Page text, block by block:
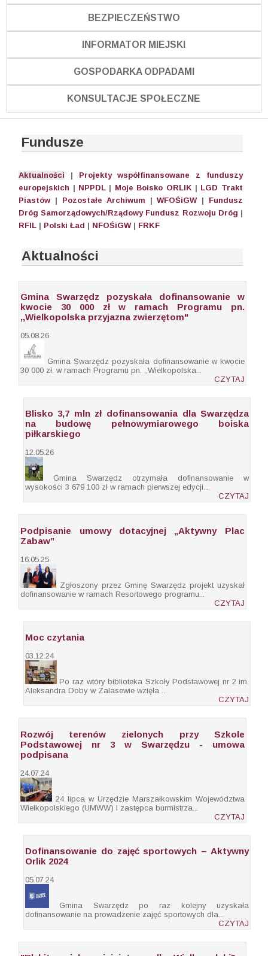
BEZPIECZEŃSTWO
INFORMATOR MIEJSKI
GOSPODARKA ODPADAMI
KONSULTACJE SPOŁECZNE
Fundusze
Aktualności | Projekty współfinansowane z funduszy
europejskich | NPPDL | Moje Boisko ORLIK | LGD Trakt
Piastów | Pozostałe Archiwum |WFOŚiGW| Fundusz
Dróg Samorządowych/Rządowy Fundusz Rozwoju Dróg |
RFIL | Polski Ład | NFOŚiGW| FRKF
Aktualności
Gmina Swarzędz pozyskała dofinansowanie w
kwocie 30 000 zł w ramach Programu pn.
,,Wielkopolska przyjazna zwierzętom"
05.08.26
Gmina Swarzędz pozyskała dofinansowanie w kwocie
30 000 zł. w ramach Programu pn. ,,Wielkopolska...
CZYTAJ
Blisko 3,7 mln zł dofinansowania dla Swarzędza
na budowę pełnowymiarowego boiska
piłkarskiego
12.05.26
Gmina Swarzędz otrzymała dofinansowanie w
wysokości 3 679 100 zł w ramach pierwszej edycji...
CZYTAJ
Podpisanie umowy dotacyjnej „Aktywny Plac
Zabaw”
16.05.25
Zgłoszony przez Gminę Swarzędz projekt uzyskał
dofinansowanie w ramach Resortowego programu...
CZYTAJ
Moc czytania
03.12.24
Po raz wtóry biblioteka Szkoły Podstawowej nr 2 im.
Aleksandra Doby w Zalasewie wzięła ...
CZYTAJ
Rozwój terenów zielonych przy Szkole
Podstawowej nr 3 w Swarzędzu - umowa
podpisana
24.07.24
24 lipca w Urzędzie Marszałkowskim Województwa
Wielkopolskiego (UMWW) I zastępca burmistrza...
CZYTAJ
Dofinansowanie do zajęć sportowych – Aktywny
Orlik 2024
05.07.24
Gmina Swarzędz po raz kolejny uzyskała
dofinansowanie na prowadzenie zajęć sportowych dla...
CZYTAJ